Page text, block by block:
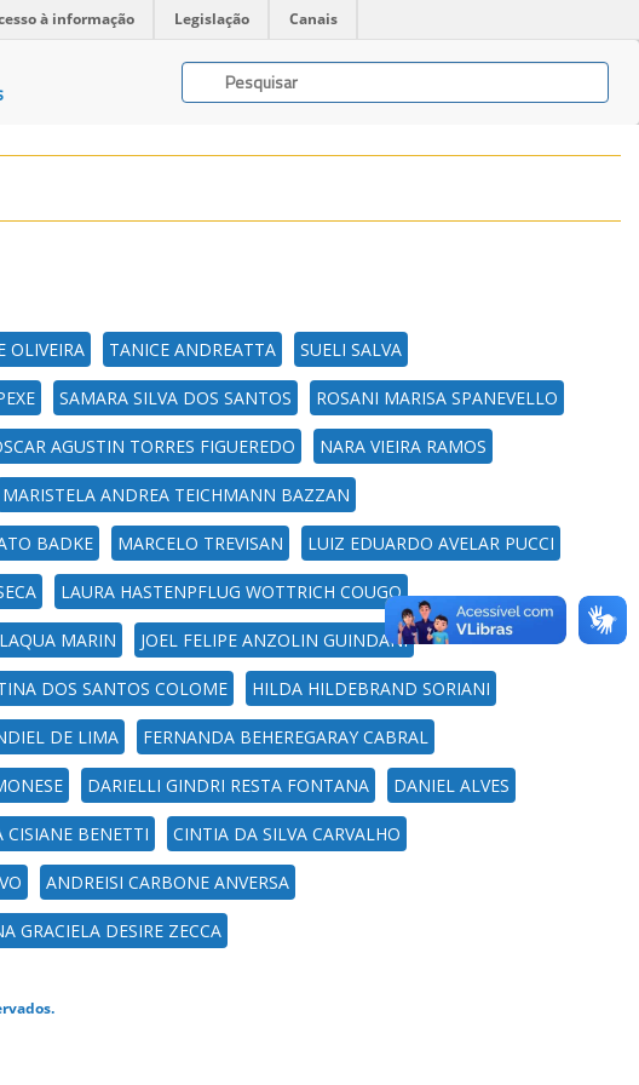
à informação Legislação Canais
OLIVEIRA TANICE ANDREATTA SUELI SALVA
SAMARA SILVA DOS SANTOS ROSANI MARISA SPANEVELLO
AGUSTIN TORRES FIGUEREDO NARA VIEIRA RAMOS
MARISTELA ANDREA TEICHMANN BAZZAN
BADKE MARCELO TREVISAN LUIZ EDUARDO AVELAR PUCCI
LAURA HASTENPFLUG WOTTRICH COUGO
MARIN JOEL FELIPE ANZOLIN GUINDANI
DOS SANTOS COLOME HILDA HILDEBRAND SORIANI
DE LIMA FERNANDA BEHEREGARAY CABRAL
DARIELLI GINDRI RESTA FONTANA DANIEL ALVES
CISIANE BENETTI CINTIA DA SILVA CARVALHO
ANDREISI CARBONE ANVERSA
GRACIELA DESIRE ZECCA